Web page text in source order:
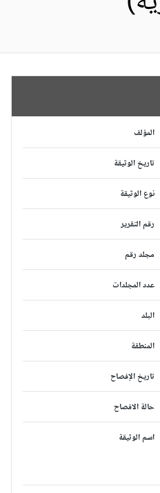
المؤلف
تاريخ الوثيقة
نوع الوثيقة
رقم التقرير
مجلد رقم
عدد المجلدات
البلد
المنطقة
تاريخ الإفصاح
حالة الافصاح
اسم الوثيقة